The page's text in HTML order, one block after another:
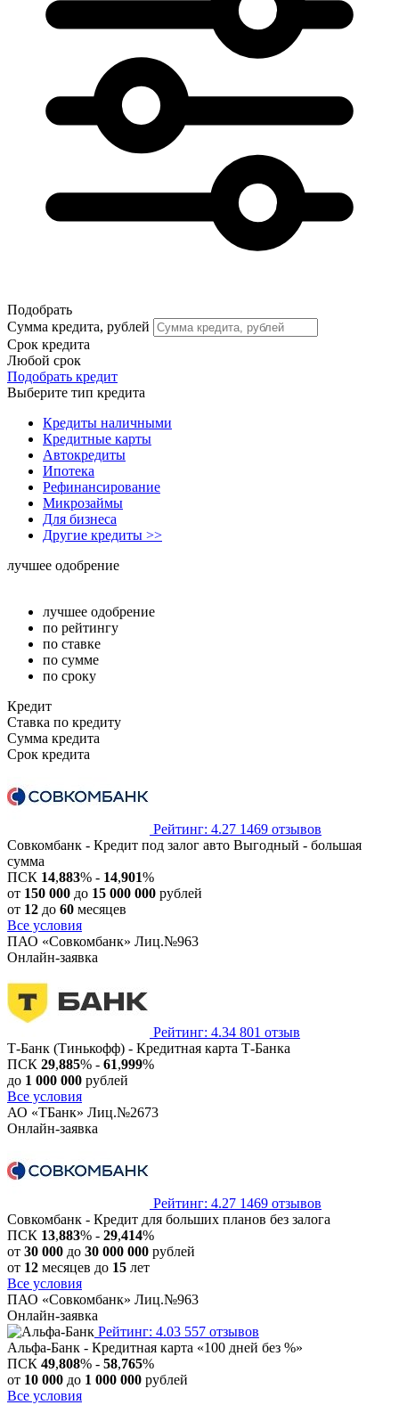
Подобрать
Сумма кредита, рублей
Срок кредита
Любой срок
Подобрать кредит
Выберите тип кредита
Кредиты наличными
Кредитные карты
Автокредиты
Ипотека
Рефинансирование
Микрозаймы
Для бизнеса
Другие кредиты >>
лучшее одобрение
лучшее одобрение
по рейтингу
по ставке
по сумме
по сроку
Кредит
Ставка по кредиту
Сумма кредита
Срок кредита
Рейтинг: 4.27 1469 отзывов
Совкомбанк - Кредит под залог авто Выгодный - большая
сумма
ПСК 14,883% - 14,901%
от 150 000 до 15 000 000 рублей
от 12 до 60 месяцев
Все условия
ПАО «Совкомбанк» Лиц.№963
Онлайн-заявка
Рейтинг: 4.34 801 отзыв
Т-Банк (Тинькофф) - Кредитная карта Т-Банка
ПСК 29,885% - 61,999%
до 1 000 000 рублей
Все условия
АО «ТБанк» Лиц.№2673
Онлайн-заявка
Рейтинг: 4.27 1469 отзывов
Совкомбанк - Кредит для больших планов без залога
ПСК 13,883% - 29,414%
от 30 000 до 30 000 000 рублей
от 12 месяцев до 15 лет
Все условия
ПАО «Совкомбанк» Лиц.№963
Онлайн-заявка
Рейтинг: 4.03 557 отзывов
Альфа-Банк - Кредитная карта «100 дней без %»
ПСК 49,808% - 58,765%
от 10 000 до 1 000 000 рублей
Все условия